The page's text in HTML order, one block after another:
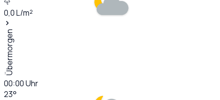
0,0L/m²
Übermorgen
00:00Uhr
23°